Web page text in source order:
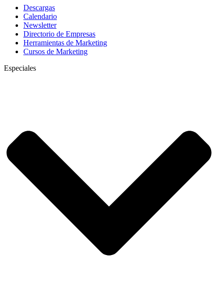
Descargas
Calendario
Newsletter
Directorio de Empresas
Herramientas de Marketing
Cursos de Marketing
Especiales